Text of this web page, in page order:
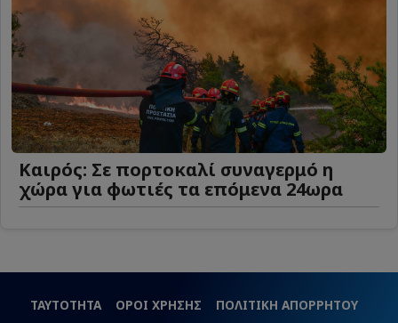
Καιρός: Σε πορτοκαλί συναγερμό η
χώρα για φωτιές τα επόμενα 24ωρα
ΤΑΥΤΟΤΗΤΑ ΟΡΟΙ ΧΡΗΣΗΣ ΠΟΛΙΤΙΚΗ ΑΠΟΡΡΗΤΟΥ